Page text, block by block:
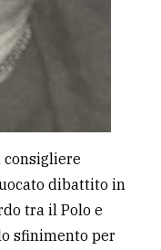
consigliere
dibattito in
tra il Polo e
sfinimento per